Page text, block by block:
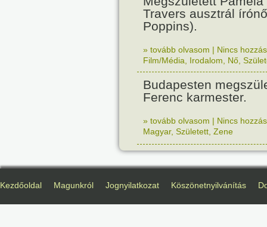
Travers ausztrál
Poppins).
» tovább olvasom | Nincs
Film/Média
Irodalom Nő
Budapesten
Ferenc karmester.
» tovább olvasom | Nincs
Magyar, Született Zene
Kezdőoldal Magunkról Jognyilatkozat Köszönetnyilvánítás